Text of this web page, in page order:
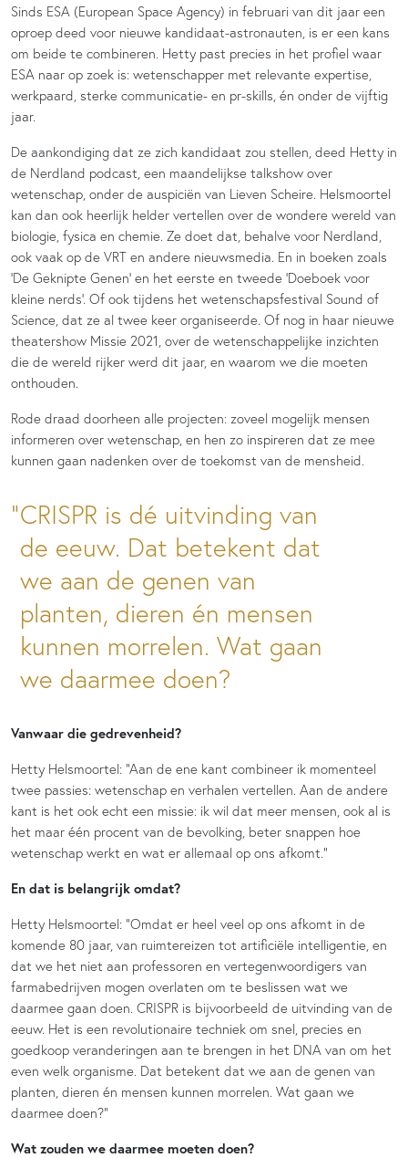
Sinds ESA (European Space Agency) in februari van dit jaar een
oproep deed voor nieuwe kandidaat-astronauten, is er een kans
om beide te combineren. Hetty past precies in het profiel waar
ESA naar op zoek is: wetenschapper met relevante expertise,
werkpaard, sterke communicatie- en pr-skills, én onder de vijftig
jaar.
De aankondiging dat ze zich kandidaat zou stellen, deed Hetty in
de Nerdland podcast, een maandelijkse talkshow over
wetenschap, onder de auspiciën van Lieven Scheire. Helsmoortel
kan dan ook heerlijk helder vertellen over de wondere wereld van
biologie, fysica en chemie. Ze doet dat, behalve voor Nerdland,
ook vaak op de VRT en andere nieuwsmedia. En in boeken zoals
‘De Geknipte Genen’ en het eerste en tweede ‘Doeboek voor
kleine nerds’. Of ook tijdens het wetenschapsfestival Sound of
Science, dat ze al twee keer organiseerde. Of nog in haar nieuwe
theatershow Missie 2021, over de wetenschappelijke inzichten
die de wereld rijker werd dit jaar, en waarom we die moeten
onthouden.
Rode draad doorheen alle projecten: zoveel mogelijk mensen
informeren over wetenschap, en hen zo inspireren dat ze mee
kunnen gaan nadenken over de toekomst van de mensheid.
CRISPR is dé uitvinding van
de eeuw. Dat betekent dat
we aan de genen van
planten, dieren én mensen
kunnen morrelen. Wat gaan
we daarmee doen?
Vanwaar die gedrevenheid?
Hetty Helsmoortel: “Aan de ene kant combineer ik momenteel
twee passies: wetenschap en verhalen vertellen. Aan de andere
kant is het ook echt een missie: ik wil dat meer mensen, ook al is
het maar één procent van de bevolking, beter snappen hoe
wetenschap werkt en wat er allemaal op ons afkomt.”
En dat is belangrijk omdat?
Hetty Helsmoortel: “Omdat er heel veel op ons afkomt in de
komende 80 jaar, van ruimtereizen tot artificiële intelligentie, en
dat we het niet aan professoren en vertegenwoordigers van
farmabedrijven mogen overlaten om te beslissen wat we
daarmee gaan doen. CRISPR is bijvoorbeeld de uitvinding van de
eeuw. Het is een revolutionaire techniek om snel, precies en
goedkoop veranderingen aan te brengen in het DNA van om het
even welk organisme. Dat betekent dat we aan de genen van
planten, dieren én mensen kunnen morrelen. Wat gaan we
daarmee doen?”
Wat zouden we daarmee moeten doen?